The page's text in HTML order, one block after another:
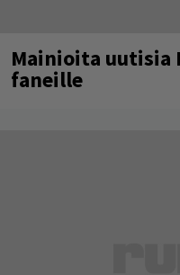
Mainioita uutisia
faneille